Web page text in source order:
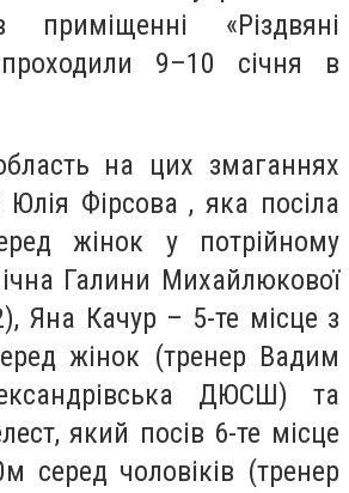
«Різдвяні
9–10 січня в
на цих змаганнях
Юлія Фірсова , яка посіла
жінок у потрійному
Галини Михайлюкової
Качур – 5-те місце з
жінок (тренер Вадим
ДЮСШ) та
який посів 6-те місце
серед чоловіків (тренер